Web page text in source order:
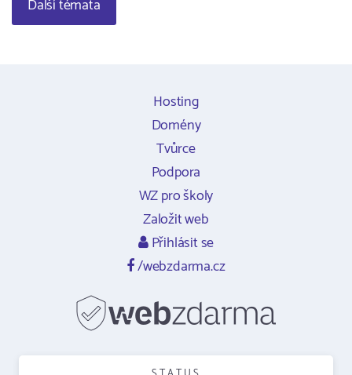
Další témata
Hosting
Domény
Tvůrce
Podpora
WZ pro školy
Založit web
Přihlásit se
/webzdarma.cz